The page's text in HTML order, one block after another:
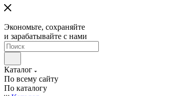
Экономьте, сохраняйте
и зарабатывайте с нами
Каталог
По всему сайту
По каталогу